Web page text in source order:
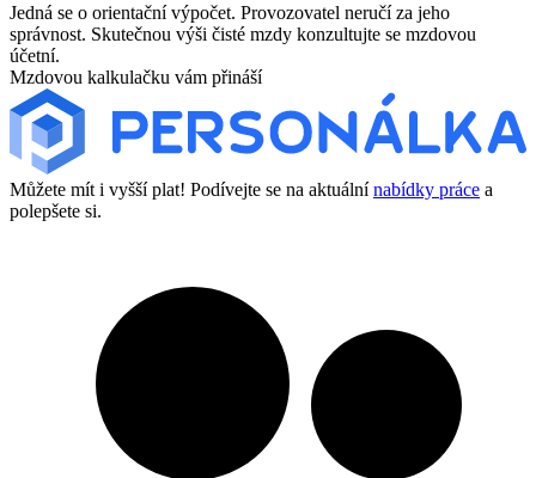
Jedná se o orientační výpočet. Provozovatel neručí za jeho
správnost. Skutečnou výši čisté mzdy konzultujte se mzdovou
účetní.
Mzdovou kalkulačku vám přináší
Můžete mít i vyšší plat! Podívejte se na aktuálnínabídky práce a
polepšete si.